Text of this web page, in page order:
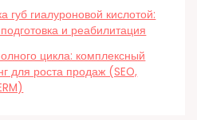
губ гиалуроновой кислотой:
и реабилитация
цикла: комплексный
для роста продаж (SEO,